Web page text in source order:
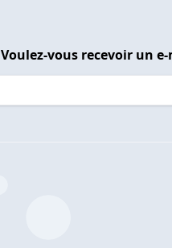
Voulez-vous recevoir un